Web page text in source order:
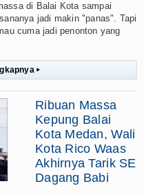
di Balai Kota sampai
jadi makin "panas". Tapi
cuma jadi penonton yang
▸
Ribuan Massa
Kepung Balai
Kota Medan, Wali
Kota Rico Waas
Akhirnya Tarik SE
Dagang Babi